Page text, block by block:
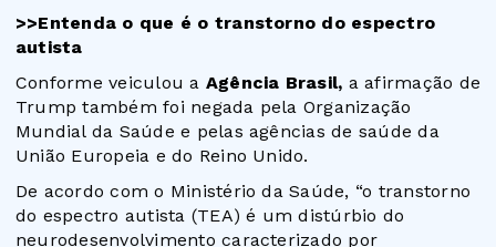
>>Entenda o que é o transtorno do espectro
autista
Conforme veiculou a Agência Brasil, a afirmação de
Trump também foi negada pela Organização
Mundial da Saúde e pelas agências de saúde da
União Europeia e do Reino Unido.
De acordo com o Ministério da Saúde, “o transtorno
do espectro autista (TEA) é um distúrbio do
neurodesenvolvimento caracterizado por